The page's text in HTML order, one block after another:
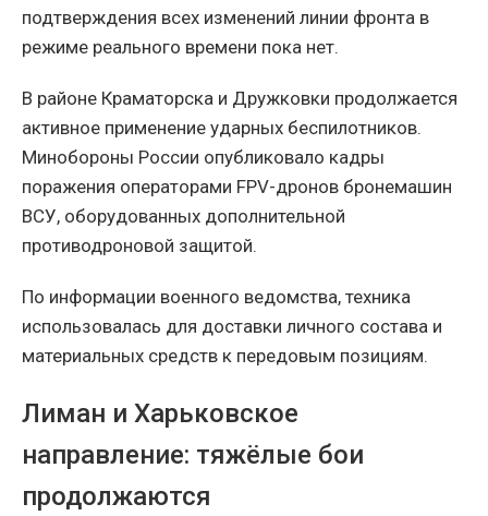
подтверждения всех изменений линии фронта в
режиме реального времени пока нет.
В районе Краматорска и Дружковки продолжается
активное применение ударных беспилотников.
Минобороны России опубликовало кадры
поражения операторами FPV-дронов бронемашин
ВСУ, оборудованных дополнительной
противодроновой защитой.
По информации военного ведомства, техника
использовалась для доставки личного состава и
материальных средств к передовым позициям.
Лиман и Харьковское
направление: тяжёлые бои
продолжаются